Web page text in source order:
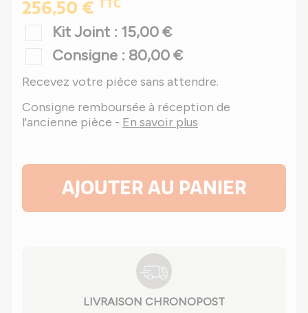
256,50 € TTC
Kit Joint : 15,00 €
Consigne : 80,00 €
Recevez votre pièce sans attendre.
Consigne remboursée à réception de
l'ancienne pièce - En savoir plus
AJOUTER AU PANIER
LIVRAISON CHRONOPOST